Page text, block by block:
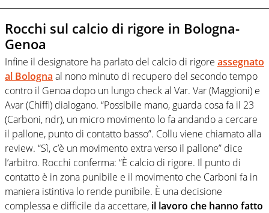
Rocchi sul calcio di rigore in Bologna-
Genoa
Infine il designatore ha parlato del calcio di rigore assegnato
al Bologna al nono minuto di recupero del secondo tempo
contro il Genoa dopo un lungo check al Var. Var (Maggioni) e
Avar (Chiffi) dialogano. “Possibile mano, guarda cosa fa il 23
(Carboni, ndr), un micro movimento lo fa andando a cercare
il pallone, punto di contatto basso”. Collu viene chiamato alla
review. “Sì, c’è un movimento extra verso il pallone” dice
l’arbitro. Rocchi conferma: “È calcio di rigore. Il punto di
contatto è in zona punibile e il movimento che Carboni fa in
maniera istintiva lo rende punibile. È una decisione
complessa e difficile da accettare, il lavoro che hanno fatto